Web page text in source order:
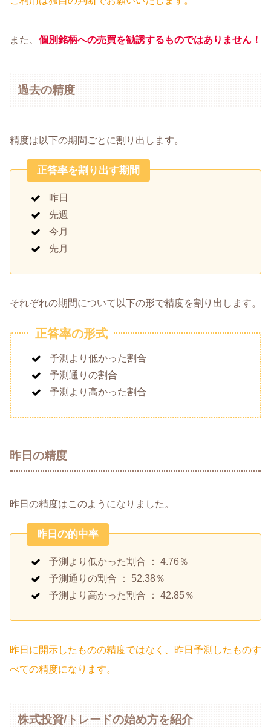
また、 個別銘柄への売買を勧誘するものではありません！
過去の精度
精度は以下の期間ごとに割り出します。
正答率を割り出す期間
昨日
先週
今月
先月
それぞれの期間について以下の形で精度を割り出します。
正答率の形式
予測より低かった割合
予測通りの割合
予測より高かった割合
昨日の精度
昨日の精度はこのようになりました。
昨日の的中率
予測より低かった割合 ： 4.76％
予測通りの割合 ： 52.38％
予測より高かった割合 ： 42.85％
昨日に開示したものの精度ではなく、昨日予測したものす
べての精度になります。
株式投資/トレードの始め方を紹介